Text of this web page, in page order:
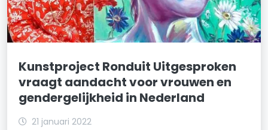
Kunstproject Ronduit Uitgesproken
vraagt aandacht voor vrouwen en
gendergelijkheid in Nederland
21 januari 2022